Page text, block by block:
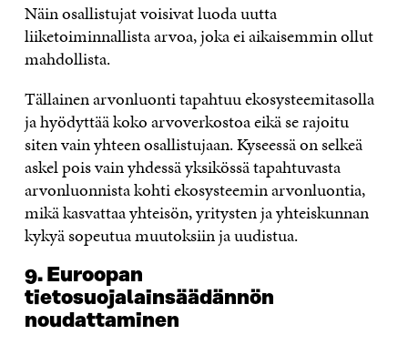
Näin osallistujat voisivat luoda uutta
liiketoiminnallista arvoa, joka ei aikaisemmin ollut
mahdollista.
Tällainen arvonluonti tapahtuu ekosysteemitasolla
ja hyödyttää koko arvoverkostoa eikä se rajoitu
siten vain yhteen osallistujaan. Kyseessä on selkeä
askel pois vain yhdessä yksikössä tapahtuvasta
arvonluonnista kohti ekosysteemin arvonluontia,
mikä kasvattaa yhteisön, yritysten ja yhteiskunnan
kykyä sopeutua muutoksiin ja uudistua.
9. Euroopan
tietosuojalainsäädännön
noudattaminen